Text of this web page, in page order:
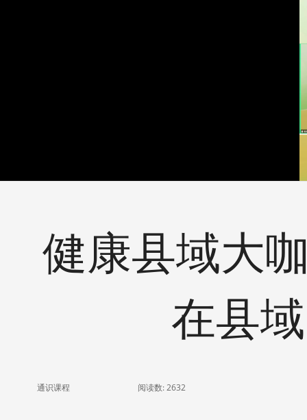
健康县域大
在县
通识课程 阅读数:2632